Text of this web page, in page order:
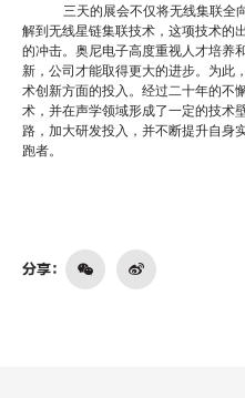
三天的展会不仅将无线集联全
解到无线星链集联技术，这项技术的
的冲击。奥尼电子高度重视人才培养
新，公司才能取得更大的进步。为此
术创新方面的投入。经过二十年的不
术，并在声学领域形成了一定的技术
路，加大研发投入，并不断提升自身
跑者。
分享：